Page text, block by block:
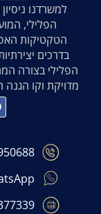
למשרדנו
הפלילי,
הטקטיקות
בדרכים
הפלילי בצורה
מדויקת וקו הגנה